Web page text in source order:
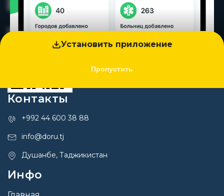
Установить приложение
Пропустить
Контакты
+992 44 600 38 88
info@doru.tj
Душанбе, Таджикистан
Инфо